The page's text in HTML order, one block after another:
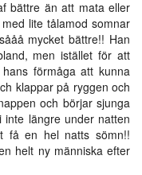
bättre än att mata eller
lite tålamod somnar
mycket bättre!! Han
men istället för att
förmåga att kunna
klappar på ryggen och
och börjar sjunga
längre under natten
få en hel natts sömn!!
helt ny människa efter